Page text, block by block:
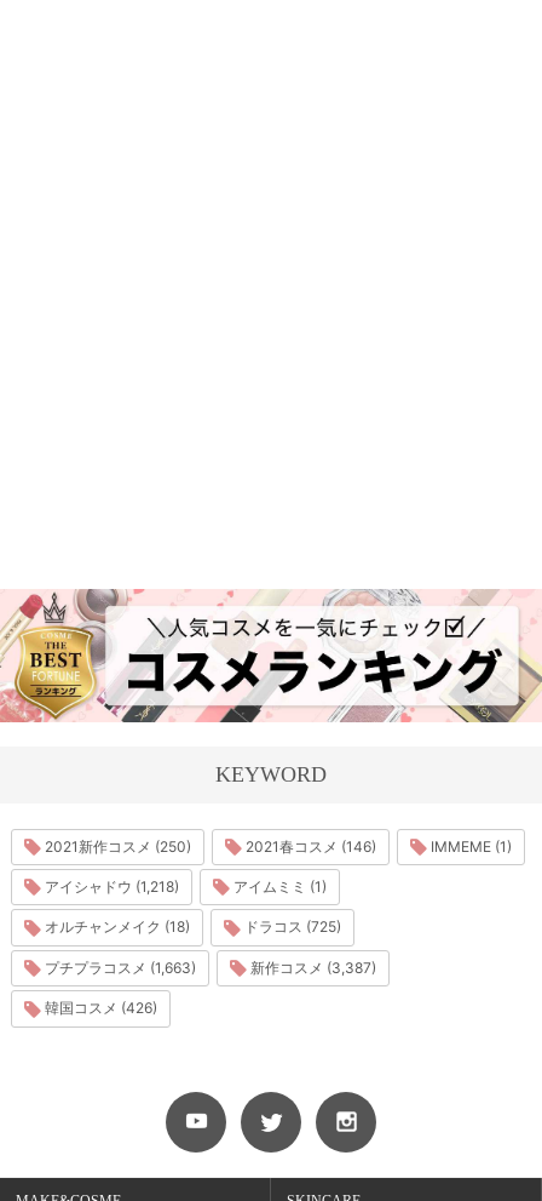
KEYWORD
2021新作コスメ (250) 2021春コスメ (146) IMMEME (1)
アイシャドウ (1,218) アイムミミ (1)
オルチャンメイク (18) ドラコス (725)
プチプラコスメ (1,663) 新作コスメ (3,387)
韓国コスメ (426)